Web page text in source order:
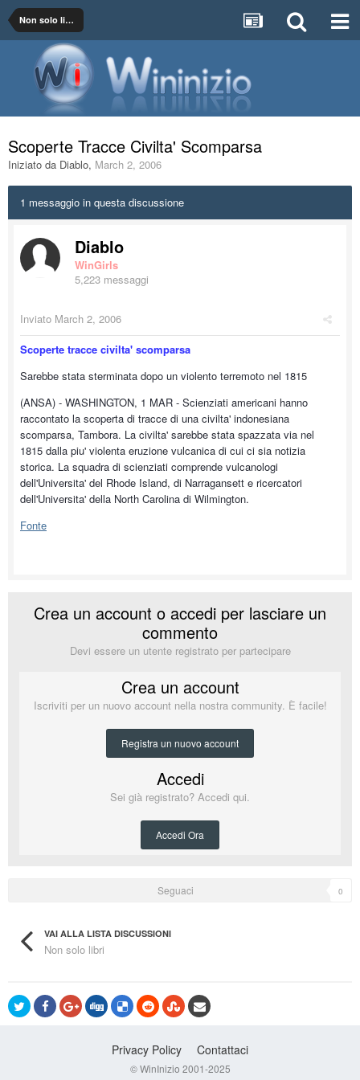
Non solo libri
Scoperte Tracce Civilta' Scomparsa
Iniziato da Diablo, March 2, 2006
1 messaggio in questa discussione
Diablo
WinGirls
5,223 messaggi
Inviato March 2, 2006
Scoperte tracce civilta' scomparsa
Sarebbe stata sterminata dopo un violento terremoto nel 1815
(ANSA) - WASHINGTON, 1 MAR - Scienziati americani hanno
raccontato la scoperta di tracce di una civilta' indonesiana
scomparsa, Tambora. La civilta' sarebbe stata spazzata via nel
1815 dalla piu' violenta eruzione vulcanica di cui ci sia notizia
storica. La squadra di scienziati comprende vulcanologi
dell'Universita' del Rhode Island, di Narragansett e ricercatori
dell'Universita' della North Carolina di Wilmington.
Fonte
Crea un account o accedi per lasciare un
commento
Devi essere un utente registrato per partecipare
Crea un account
Iscriviti per un nuovo account nella nostra community. È facile!
Registra un nuovo account
Accedi
Sei già registrato? Accedi qui.
Accedi Ora
Seguaci 0
VAI ALLA LISTA DISCUSSIONI
Non solo libri
Privacy Policy Contattaci
© WinInizio 2001-2025